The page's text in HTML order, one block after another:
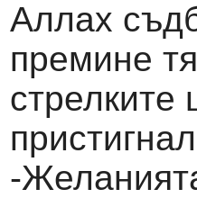
Аллах
премине
стрелките
-